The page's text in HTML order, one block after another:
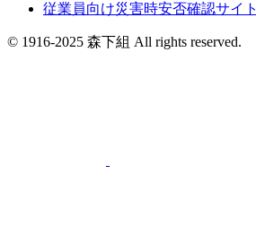
従業員向け災害時安否確認サイト
© 1916-2025 森下組 All rights reserved.